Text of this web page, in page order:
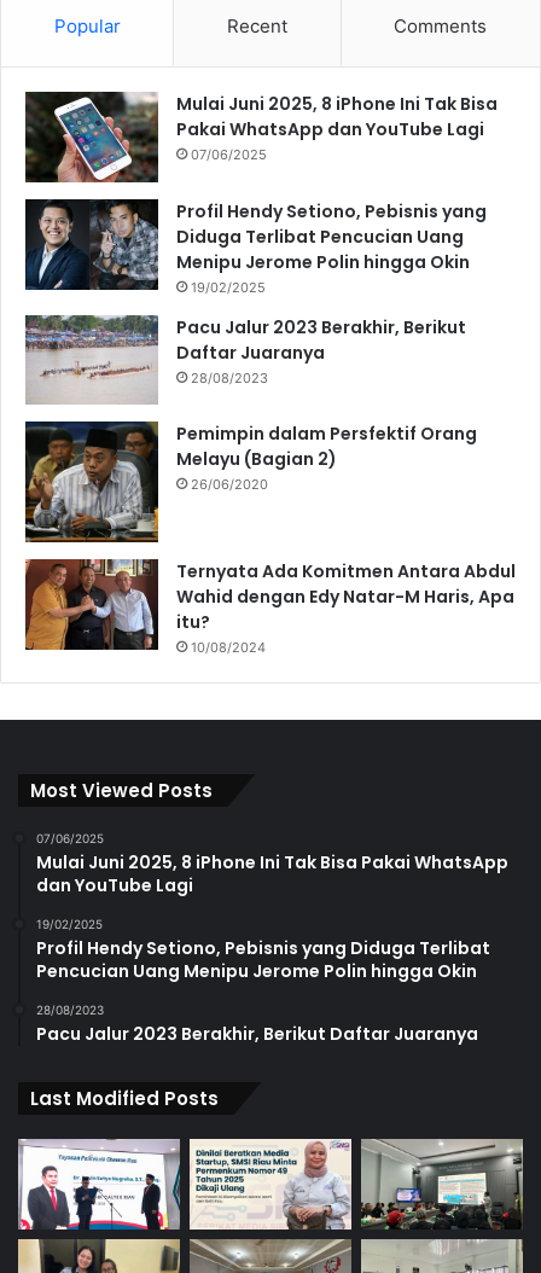
Popular Recent Comments
Mulai Juni 2025, 8 iPhone Ini Tak Bisa
Pakai WhatsApp dan YouTube Lagi
07/06/2025
Profil Hendy Setiono, Pebisnis yang
Diduga Terlibat Pencucian Uang
Menipu Jerome Polin hingga Okin
19/02/2025
Pacu Jalur 2023 Berakhir, Berikut
Daftar Juaranya
28/08/2023
Pemimpin dalam Persfektif Orang
Melayu (Bagian 2)
26/06/2020
Ternyata Ada Komitmen Antara Abdul
Wahid dengan Edy Natar-M Haris, Apa
itu?
10/08/2024
Most Viewed Posts
07/06/2025
Mulai Juni 2025, 8 iPhone Ini Tak Bisa Pakai WhatsApp
dan YouTube Lagi
19/02/2025
Profil Hendy Setiono, Pebisnis yang Diduga Terlibat
Pencucian Uang Menipu Jerome Polin hingga Okin
28/08/2023
Pacu Jalur 2023 Berakhir, Berikut Daftar Juaranya
Last Modified Posts